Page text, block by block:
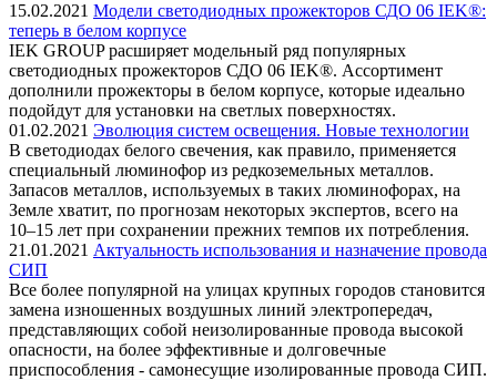
15.02.2021 Модели светодиодных прожекторов СДО 06 IEK®:
теперь в белом корпусе
IEK GROUP расширяет модельный ряд популярных
светодиодных прожекторов СДО 06 IEK®. Ассортимент
дополнили прожекторы в белом корпусе, которые идеально
подойдут для установки на светлых поверхностях.
01.02.2021 Эволюция систем освещения. Новые технологии
В светодиодах белого свечения, как правило, применяется
специальный люминофор из редкоземельных металлов.
Запасов металлов, используемых в таких люминофорах, на
Земле хватит, по прогнозам некоторых экспертов, всего на
10–15 лет при сохранении прежних темпов их потребления.
21.01.2021 Актуальность использования и назначение провода
СИП
Все более популярной на улицах крупных городов становится
замена изношенных воздушных линий электропередач,
представляющих собой неизолированные провода высокой
опасности, на более эффективные и долговечные
приспособления - самонесущие изолированные провода СИП.